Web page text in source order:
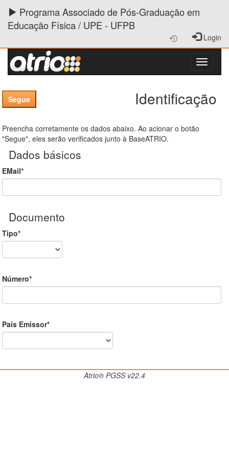
Programa Associado de Pós-Graduação em
Educação Física / UPE - UFPB
Login
Identificação
Preencha corretamente os dados abaixo. Ao acionar o botão
"Segue", eles serão verificados junto à BaseATRIO.
Dados básicos
EMail*
Documento
Tipo*
Número*
País Emissor*
Atrio® PGSS v22.4